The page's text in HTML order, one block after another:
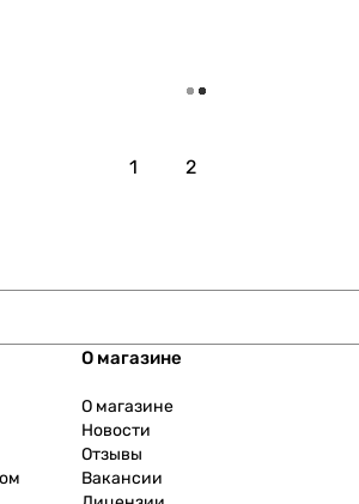
Загрузить еще
1 2
О магазине
О магазине
Новости
Отзывы
Вакансии